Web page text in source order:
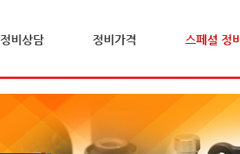
정비상담 정비가격 스페셜 정비